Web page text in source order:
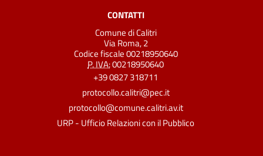
CONTATTI
Comune di Calitri
Via Roma, 2
Codice fiscale 00218950640
P. IVA:00218950640
+39 0827 318711
protocollo.calitri@pec.it
protocollo@comune.calitri.av.it
URP - Ufficio Relazioni con il Pubblico